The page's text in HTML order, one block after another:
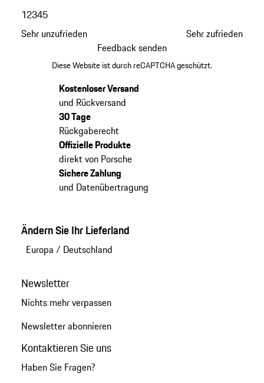
Sehr unzufrieden
12345
Sehr zufrieden
Feedback senden
Diese Website ist durch reCAPTCHA geschützt.
Kostenloser Versand
und Rückversand
30 Tage
Rückgaberecht
Offizielle Produkte
direkt von Porsche
Sichere Zahlung
und Datenübertragung
Ändern Sie Ihr Lieferland
Europa / Deutschland
Newsletter
Nichts mehr verpassen
Newsletter abonnieren
Kontaktieren Sie uns
Haben Sie Fragen?